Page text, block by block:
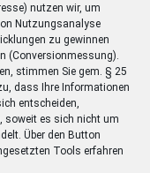
nutzen wir, um
Nutzungsanalyse
zu gewinnen
(Conversionmessung).
stimmen Sie gem. § 25
dass Ihre Informationen
entscheiden,
soweit es sich nicht um
Über den Button
Tools erfahren